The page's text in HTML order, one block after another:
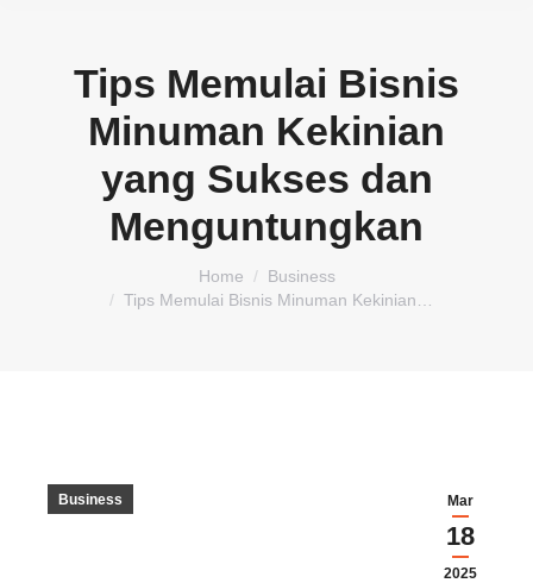
Tips Memulai Bisnis
Minuman Kekinian
yang Sukses dan
Menguntungkan
Home
Business
Tips Memulai Bisnis Minuman Kekinian…
Mar
18
2025
Business